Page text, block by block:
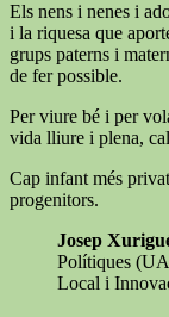
Els nens i nenes i
i la riquesa que
grups paterns i
de fer possible.
Per viure bé i per
vida lliure i plena,
Cap infant més
progenitors.
Josep
Polítiques
Local i